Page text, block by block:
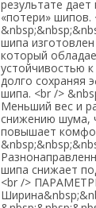
результате дает
«потери» шипов.
шипа
который
устойчивостью
долго сохраняя
шипа. <br />
Меньший вес и
снижению шума,
повышает
шипа снижает
<br />